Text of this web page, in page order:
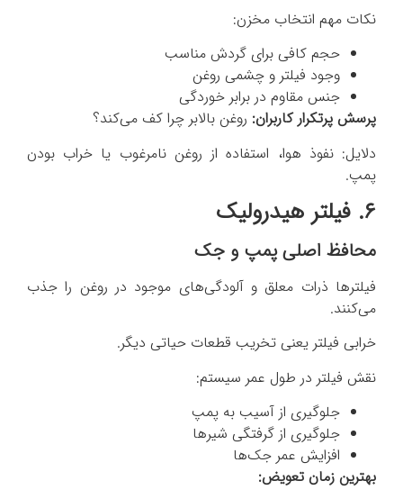
نکات مهم انتخاب مخزن:
حجم کافی برای گردش مناسب
وجود فیلتر و چشمی روغن
جنس مقاوم در برابر خوردگی
پرسش پرتکرار کاربران: روغن بالابر چرا کف می‌کند؟
دلایل: نفوذ هوا، استفاده از روغن نامرغوب یا خراب بودن
پمپ.
۶. فیلتر هیدرولیک
محافظ اصلی پمپ و جک
فیلترها ذرات معلق و آلودگی‌های موجود در روغن را جذب
می‌کنند.
خرابی فیلتر یعنی تخریب قطعات حیاتی دیگر.
نقش فیلتر در طول عمر سیستم:
جلوگیری از آسیب به پمپ
جلوگیری از گرفتگی شیرها
افزایش عمر جک‌ها
بهترین زمان تعویض: